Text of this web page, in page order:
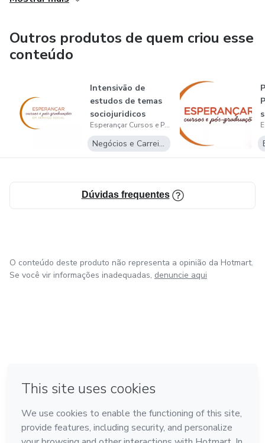
Programa Entrega Legal, além de integrante da diretoria
da AASPsi Br — Associação de Assistentes Sociais e
Psicólogos da Área Sociojurídica do Brasil.
Sua vivência une chão de fórum, pesquisa acadêmica e
compromisso com uma formação que não separa teoria da
prática e é isso que torna o Esperançar um espaço potente
Outros produtos de quem criou esse
conteúdo
Intensivão de
estudos de temas
sociojuridicos
assistentes so...
Esperançar Cursos e Pós-graduações
Negócios e Carreira
Dúvidas frequentes
O conteúdo deste produto não representa a opinião da Hotmart.
Se você vir informações inadequadas, denuncie aqui
Feito com ❤ em Bogotá